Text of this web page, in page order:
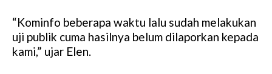
“Kominfo beberapa waktu lalu sudah melakukan
uji publik cuma hasilnya belum dilaporkan kepada
kami,” ujar Elen.